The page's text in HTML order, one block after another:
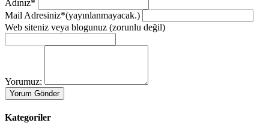
Adınız*
Mail Adresiniz*(yayınlanmayacak.)
Web siteniz veya blogunuz (zorunlu değil)
Yorumuz:
Kategoriler